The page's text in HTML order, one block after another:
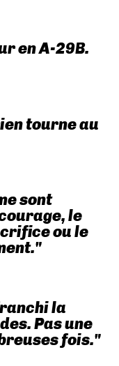
en A-29B.
tourne au
sont
le
ou le
la
Pas une
fois."